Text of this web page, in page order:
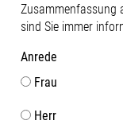
Zusammenfassung
sind Sie immer
Anrede
Frau
Herr